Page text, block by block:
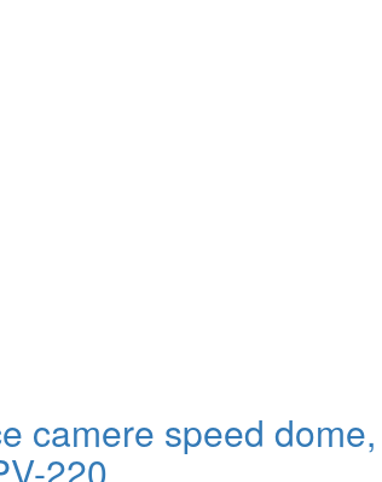
camere speed dome,